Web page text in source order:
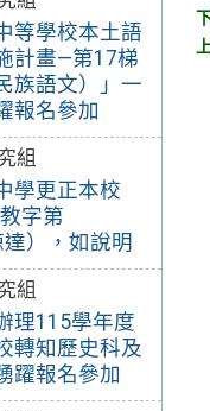
等學校本土語
計畫—第17梯
族語文）」一
報名參加
組
學更正本校
字第
），如說明
組
理115學年度
轉知歷史科及
躍報名參加